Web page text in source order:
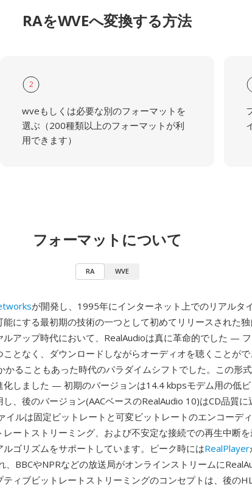
RAをWVEへ変換する方法
2
wveもしくは必要な別のフォーマットを
選ぶ（200種類以上のフォーマットが利
用できます）
フォーマットについて
RA WVE
が開発し、1995年にインターネット上でのリアルタ
能にする最初期の技術の一つとして初めてリリースされた
ルアップ時代において、RealAudioは真に革命的でした —
となく、ダウンロードしながらオーディオを聴くことが
かることもあった時代のパラダイムシフトでした。この形
化しました — 初期のバージョンは14.4 kbpsモデム用の低ビ
、後のバージョン(AACベースのRealAudio 10)はCD品質に
イルは固定ビットレートと可変ビットレートのエンコーデ
ートストリーミング、および不安定な接続での再生中断
ルゴリズムをサポートしています。ピーク時にはRealPlayer
、BBCやNPRなどの放送局がオンラインストリームに
ティブビットレートストリーミングのコンセプトは、後の